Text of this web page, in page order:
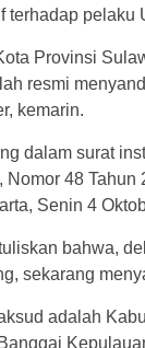
terhadap pelaku
Provinsi
resmi
kemarin.
dalam surat
Nomor 48 Tahun
Senin 4
bahwa,
sekarang
adalah